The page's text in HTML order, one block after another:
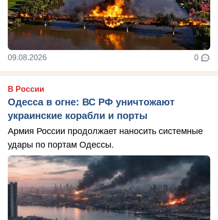
09.08.2026 0
В России
Одесса в огне: ВС РФ уничтожают
украинские корабли и порты
Армия России продолжает наносить системные
удары по портам Одессы.